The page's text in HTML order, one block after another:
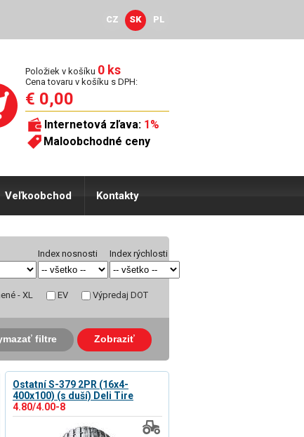
CZ SK PL
Položiek v košíku 0 ks
Cena tovaru v košíku s DPH:
€ 0,00
Internetová zľava: 1%
Maloobchodné ceny
Veľkoobchod Kontakty
Index nosnosti Index rýchlosti
- XL EV Výpredaj DOT
Zobraziť
filtre
Ostatní S-379 2PR (16x4-
400x100) (s duší) Deli Tire
4.80/4.00-8